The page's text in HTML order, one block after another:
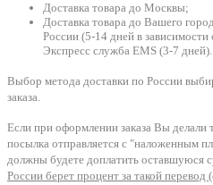
Доставка товара до Москвы;
Доставка товара до Вашего
России (5-14 дней в
Экспресс служба EMS (3-7 дней).
Выбор метода доставки по России
заказа.
Если при оформлении заказа Вы делали
посылка отправляется с "наложенным
должны будете доплатить оставшуюся
России берет процент за такой